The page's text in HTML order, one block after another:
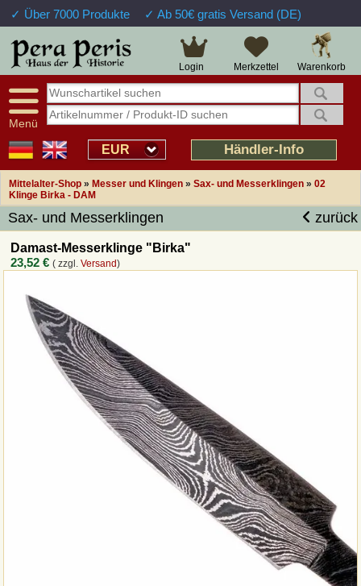
✓ Über 7000 Produkte ✓ Ab 50€ gratis Versand (DE)
Warenkorb
Merkzettel
Login
Menü
EUR Händler-Info
Mittelalter-Shop » Messer und Klingen » Sax- und Messerklingen » 02
Klinge Birka - DAM
Sax- und Messerklingen zurück
Damast-Messerklinge "Birka"
23,52 € ( zzgl.Versand)
Große Auswahl
Verfügbarkeitsanzeige
Sendungsverfolgung
Intelligente Navigation
Freundlicher Service
14 Tage Widerrufsrecht
Über 25 Jahre Erfahrung
Schnelle Rücküberweisung
Kulant bei Retouren
Prof. Auftragsabwicklung
Übersicht Mittelalter-Produkte
Impressum
Widerrufsfunktion
Rückruf-Service
Zahlungsweisen